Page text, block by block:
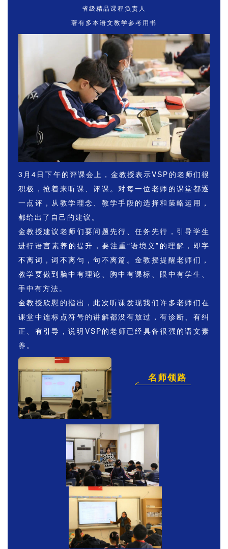
省级精品课程负责人
著有多本语文教学参考用书
3月4日下午的评课会上，金教授表示VSP的老师们很
积极，抢着来听课、评课。对每一位老师的课堂都逐
一点评，从教学理念、教学手段的选择和策略运用，
都给出了自己的建议。
金教授建议老师们要问题先行、任务先行， 引导学生
进行语言素养的提升，要注重“语境义”的理解，即字
不离词，词不离句，句不离篇。金教授提醒老师们，
教学要做到脑中有理论、胸中有课标、眼中有学生、
手中有方法。
金教授欣慰的指出，此次听课发现我们许多老师们在
课堂中连标点符号的讲解都没有放过，有诊断、有纠
正、有引导，说明VSP的老师已经具备很强的语文素
养。
名师领路